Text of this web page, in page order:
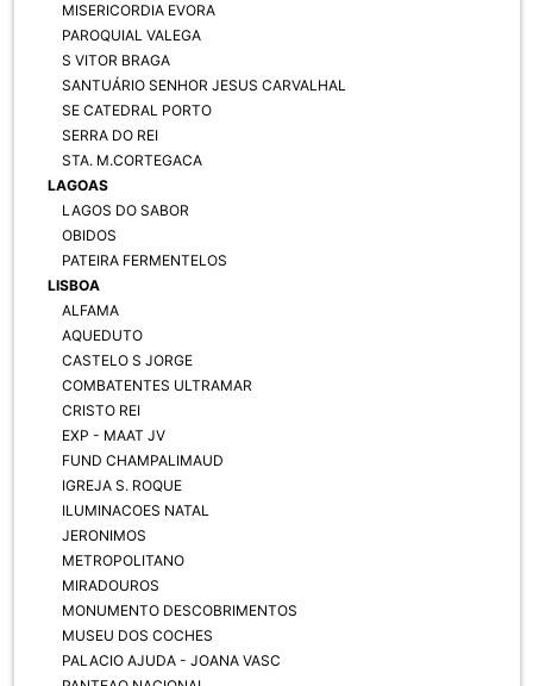
MISERICORDIA EVORA
PAROQUIAL VALEGA
S VITOR BRAGA
SANTUÁRIO SENHOR JESUS CARVALHAL
SE CATEDRAL PORTO
SERRA DO REI
STA. M.CORTEGACA
LAGOAS
LAGOS DO SABOR
OBIDOS
PATEIRA FERMENTELOS
LISBOA
ALFAMA
AQUEDUTO
CASTELO S JORGE
COMBATENTES ULTRAMAR
CRISTO REI
EXP - MAAT JV
FUND CHAMPALIMAUD
IGREJA S. ROQUE
ILUMINACOES NATAL
JERONIMOS
METROPOLITANO
MIRADOUROS
MONUMENTO DESCOBRIMENTOS
MUSEU DOS COCHES
PALACIO AJUDA - JOANA VASC